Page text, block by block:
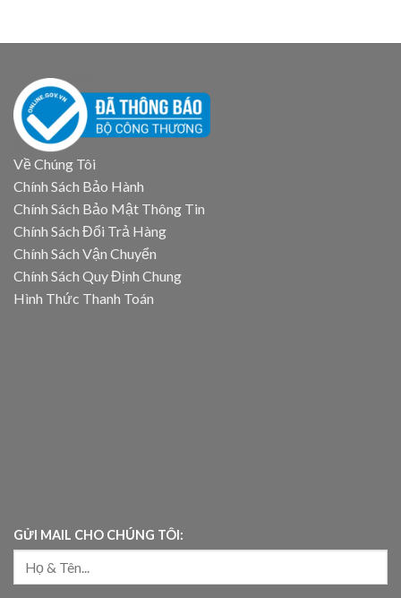
Về Chúng Tôi
Chính Sách Bảo Hành
Chính Sách Bảo Mật Thông Tin
Chính Sách Đổi Trả Hàng
Chính Sách Vận Chuyển
Chính Sách Quy Định Chung
Hình Thức Thanh Toán
GỬI MAIL CHO CHÚNG TÔI: